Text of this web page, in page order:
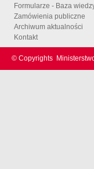
Formularze - Baza
Zamówienia publiczne
Archiwum aktualności
Kontakt
© Copyrights